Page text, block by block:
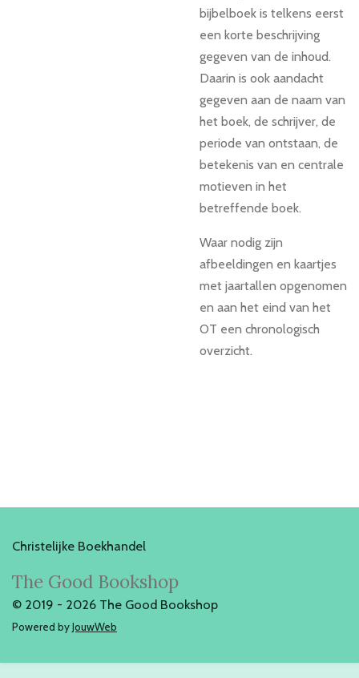
bijbelboek is telkens eerst
een korte beschrijving
gegeven van de inhoud.
Daarin is ook aandacht
gegeven aan de naam van
het boek, de schrijver, de
periode van ontstaan, de
betekenis van en centrale
motieven in het
betreffende boek.
Waar nodig zijn
afbeeldingen en kaartjes
met jaartallen opgenomen
en aan het eind van het
OT een chronologisch
overzicht.
Christelijke Boekhandel
The Good Bookshop
© 2019 - 2026 The Good Bookshop
Powered byJouwWeb